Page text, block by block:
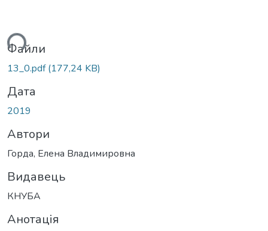
Файли
13_0.pdf(177,24 KB)
Дата
2019
Автори
Горда, Елена Владимировна
Видавець
КНУБА
Анотація